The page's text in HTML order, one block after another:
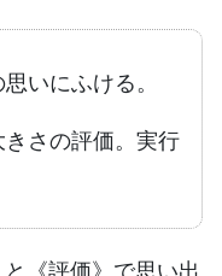
いにふける。
さの評価。実行
《評価》で思い出